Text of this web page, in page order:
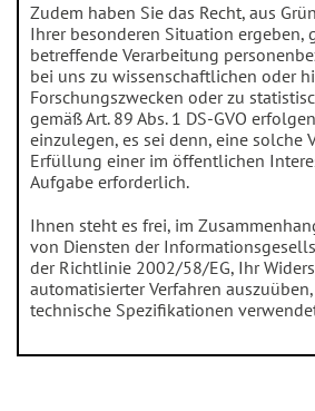
Zudem haben Sie das Recht, aus
Ihrer besonderen Situation ergeben,
betreffende Verarbeitung
bei uns zu wissenschaftlichen oder
Forschungszwecken oder zu
gemäß Art. 89 Abs. 1 DS-GVO
einzulegen, es sei denn, eine solche
Erfüllung einer im öffentlichen
Aufgabe erforderlich.
Ihnen steht es frei, im
von Diensten der
der Richtlinie 2002/58/EG, Ihr
automatisierter Verfahren
technische Spezifikationen